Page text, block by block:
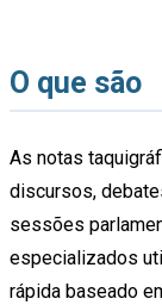
O que são
As notas
discursos,
sessões
especializados
rápida baseado